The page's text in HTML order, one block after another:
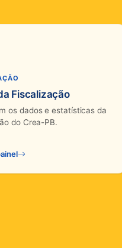
Fiscalização
os dados e estatísticas da
do Crea-PB.